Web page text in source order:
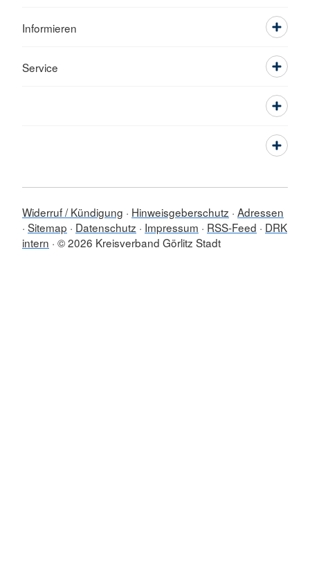
Informieren
Service
Widerruf / Kündigung Hinweisgeberschutz Adressen
Sitemap
Datenschutz Impressum RSS-Feed
DRK
intern © 2026 Kreisverband Görlitz Stadt